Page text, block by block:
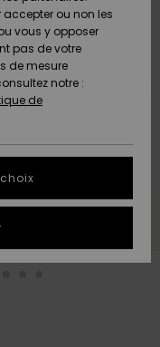
ou non les
vous y opposer
pas de votre
de mesure
notre :
de